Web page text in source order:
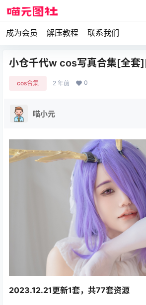
成为会员 解压教程 联系我们
小仓千代w cos写真合集[全套
cos合集 2 年前 0
喵小元
2023.12.21更新1套，共77套资源